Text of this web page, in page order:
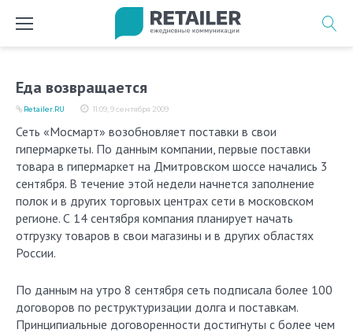
Еда возвращается
11:09, 9 сентября 2009
Retailer.RU
Сеть «Мосмарт» возобновляет поставки в свои
гипермаркеты. По данным компании, первые поставки
товара в гипермаркет на Дмитровском шоссе начались 3
сентября. В течение этой недели начнется заполнение
полок и в других торговых центрах сети в московском
регионе. С 14 сентября компания планирует начать
отгрузку товаров в свои магазины и в других областях
России.
По данным на утро 8 сентября сеть подписала более 100
договоров по реструктуризации долга и поставкам.
Принципиальные договоренности достигнуты с более чем